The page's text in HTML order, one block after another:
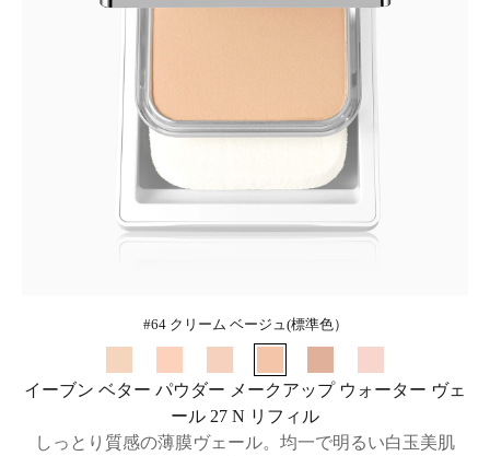
#64 クリーム ベージュ(標準色）
イーブン ベター パウダー メークアップ ウォーター ヴェ
ール 27 N リフィル
しっとり質感の薄膜ヴェール。均一で明るい白玉美肌